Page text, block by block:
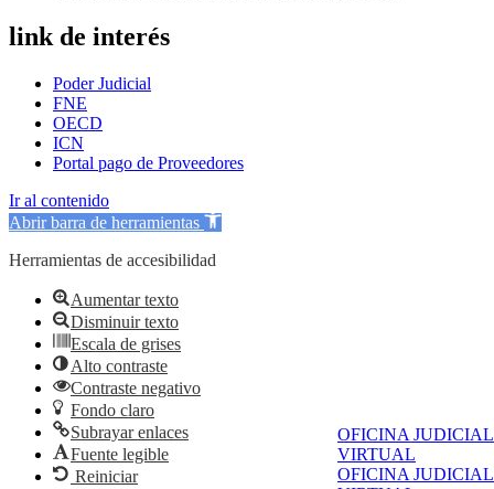
OFICINA JUDICIAL
VIRTUAL
OFICINA JUDICIAL
link de interés
Poder Judicial
FNE
OECD
ICN
Portal pago de Proveedores
Ir al contenido
Abrir barra de herramientas
Herramientas de accesibilidad
Aumentar texto
Disminuir texto
Escala de grises
Alto contraste
Contraste negativo
Fondo claro
Subrayar enlaces
Fuente legible
Reiniciar